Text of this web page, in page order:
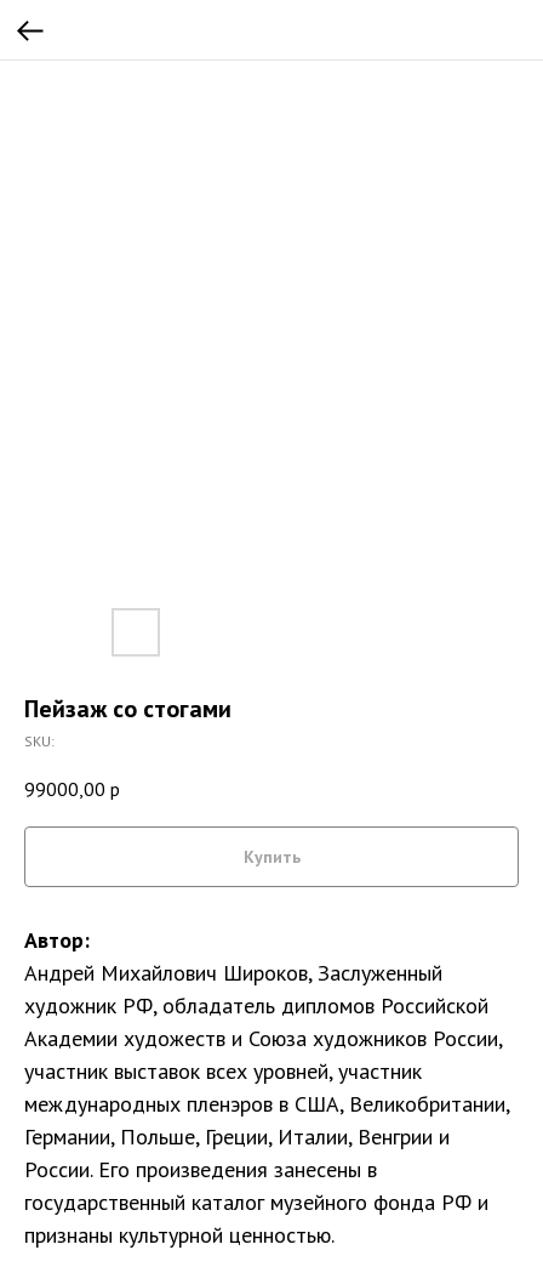
Пейзаж со стогами
SKU:
99000,00 р
Купить
Автор:
Андрей Михайлович Широков, Заслуженный
художник РФ, обладатель дипломов Российской
Академии художеств и Союза художников России,
участник выставок всех уровней, участник
международных пленэров в США, Великобритании,
Германии, Польше, Греции, Италии, Венгрии и
России. Его произведения занесены в
государственный каталог музейного фонда РФ и
признаны культурной ценностью.